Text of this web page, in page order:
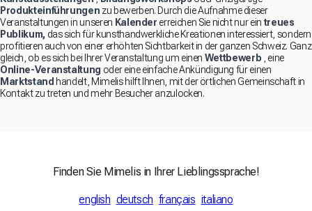
Produkteinführungen zu bewerben. Durch die Aufnahme dieser
Veranstaltungen in unseren Kalender erreichen Sie nicht nur ein treues
Publikum, das sich für kunsthandwerkliche Kreationen interessiert, sondern
profitieren auch von einer erhöhten Sichtbarkeit in der ganzen Schweiz. Ganz
gleich, ob es sich bei Ihrer Veranstaltung um einen Wettbewerb , eine
Online-Veranstaltung oder eine einfache Ankündigung für einen
Marktstandhandelt, Mimelis hilft Ihnen, mit der örtlichen Gemeinschaft in
Kontakt zu treten und mehr Besucher anzulocken.
Finden Sie Mimelis in Ihrer Lieblingssprache!
english deutsch français italiano